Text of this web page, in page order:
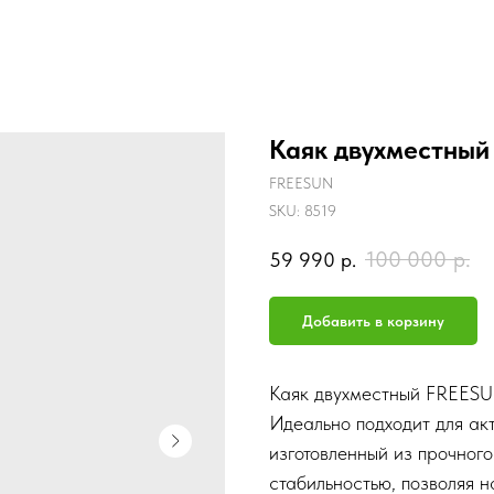
Каяк двухместный
FREESUN
SKU: 8519
59 990 р. 100 000 р.
Добавить в корзину
Каяк двухместный
Идеально подходит для
изготовленный из
стабильностью, позволяя